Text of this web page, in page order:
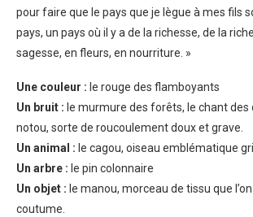
pour faire que le pays que je lègue à mes fils
pays, un pays où il y a de la richesse, de la
sagesse, en fleurs, en nourriture. »
Une couleur : le rouge des flamboyants
Un bruit : le murmure des forêts, le chant des
notou, sorte de roucoulement doux et grave.
Un animal : le cagou, oiseau emblématique
Un arbre : le pin colonnaire
Un objet : le manou, morceau de tissu que
coutume.